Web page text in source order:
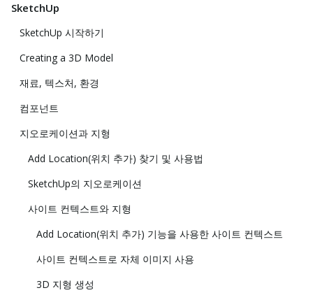
SketchUp
SketchUp 시작하기
Creating a 3D Model
재료, 텍스처, 환경
컴포넌트
지오로케이션과 지형
Add Location(위치 추가) 찾기 및 사용법
SketchUp의 지오로케이션
사이트 컨텍스트와 지형
Add Location(위치 추가) 기능을 사용한 사이트 컨텍스트
사이트 컨텍스트로 자체 이미지 사용
3D 지형 생성